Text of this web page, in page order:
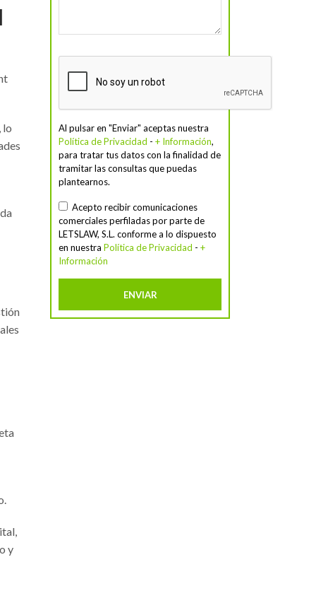
, lo
y
Al pulsar en "Enviar" aceptas nuestra
Política de Privacidad - + Información,
para tratar tus datos con la finalidad de
tramitar las consultas que puedas
plantearnos.
Acepto recibir comunicaciones
comerciales perfiladas por parte de
LETSLAW, S.L. conforme a lo dispuesto
en nuestra Política de Privacidad - +
Información